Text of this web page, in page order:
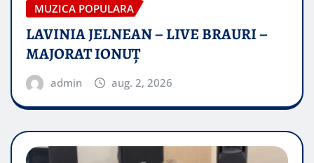
MUZICA POPULARA
LAVINIA JELNEAN – LIVE BRAURI –
MAJORAT IONUŢ
admin aug. 2, 2026